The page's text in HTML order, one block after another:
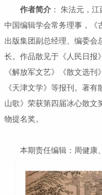
作者简介： 朱法元，江
中国编辑学会常务理事，《
出版集团副总经理、编委会
长。作品散见于《人民日报
《解放军文艺》《散文选刊
《天津文学》等报刊。著
山歌》荣获第四届冰心散文
物提名奖。
本期责任编辑：周健康